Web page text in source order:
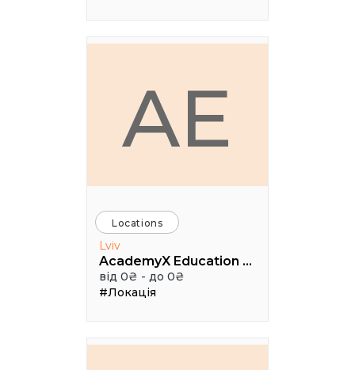
AE
Locations
Lviv
AcademyX Education Hub
від 0₴ - до 0₴
#Локація